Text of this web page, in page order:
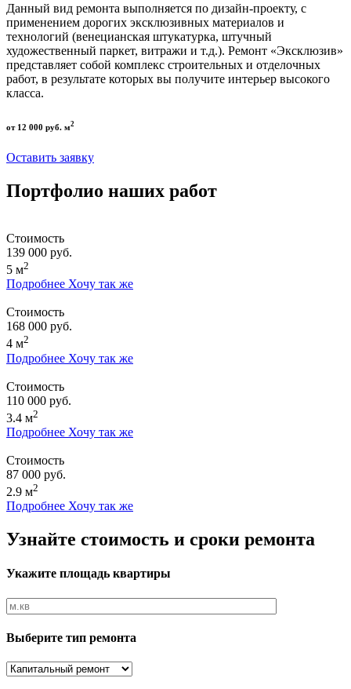
Данный вид ремонта выполняется по дизайн-проекту, с
применением дорогих эксклюзивных материалов и
технологий (венецианская штукатурка, штучный
художественный паркет, витражи и т.д.). Ремонт «Эксклюзив»
представляет собой комплекс строительных и отделочных
работ, в результате которых вы получите интерьер высокого
класса.
от 12 000 руб. м2
Оставить заявку
Портфолио наших работ
Стоимость
139 000 руб.
5 м2
Подробнее Хочу так же
Стоимость
168 000 руб.
4 м2
Подробнее Хочу так же
Стоимость
110 000 руб.
3.4 м2
Подробнее Хочу так же
Стоимость
87 000 руб.
2.9 м2
Подробнее Хочу так же
Узнайте стоимость и сроки ремонта
Укажите площадь квартиры
Выберите тип ремонта